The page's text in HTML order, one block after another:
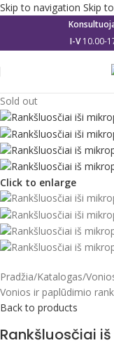
Skip to navigation Skip
I-V10.00-
Sold out
Click to enlarge
Pradžia/Katalogas/
Vonios ir paplūdimio
Back to products
Rankšluosčiai